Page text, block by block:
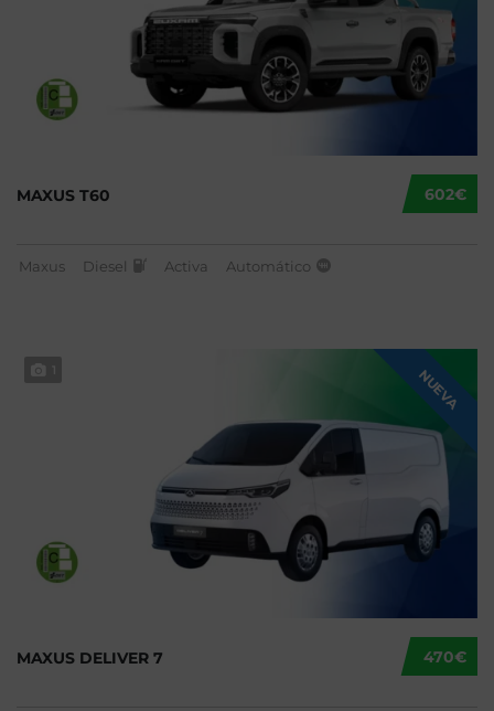
602€
MAXUS T60
Maxus Diesel Activa Automático
NUEVA
470€
MAXUS DELIVER 7